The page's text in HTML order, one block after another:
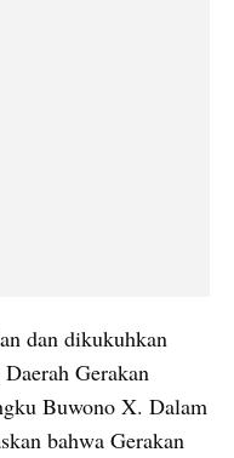
dan dikukuhkan
Gerakan
Buwono X. Dalam
bahwa Gerakan